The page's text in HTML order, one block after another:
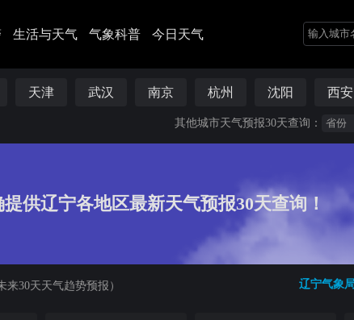
生活与天气 气象科普 今日天气
天津 武汉 南京 杭州 沈阳 西安
其他城市天气预报30天查询：
供辽宁各地区最新天气预报30天查询！
辽宁气象
来30天天气趋势预报）